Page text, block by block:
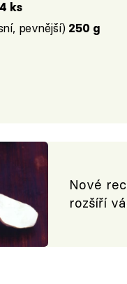
4 ks
pevnější) 250 g
Nové
rozšíří